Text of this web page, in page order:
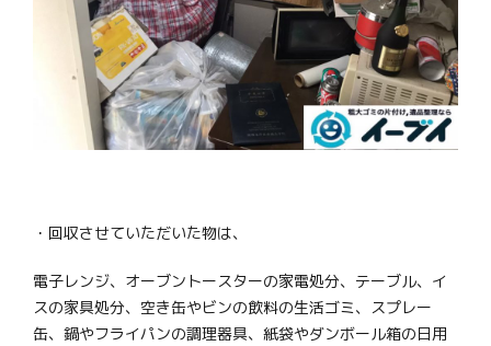
・回収させていただいた物は、
電子レンジ、オーブントースターの家電処分、テーブル、イ
スの家具処分、空き缶やビンの飲料の生活ゴミ、スプレー
缶、鍋やフライパンの調理器具、紙袋やダンボール箱の日用